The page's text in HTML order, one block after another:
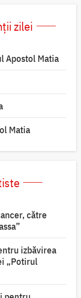
zilei
Apostol Matia
Matia
către
izbăvirea
„Potirul